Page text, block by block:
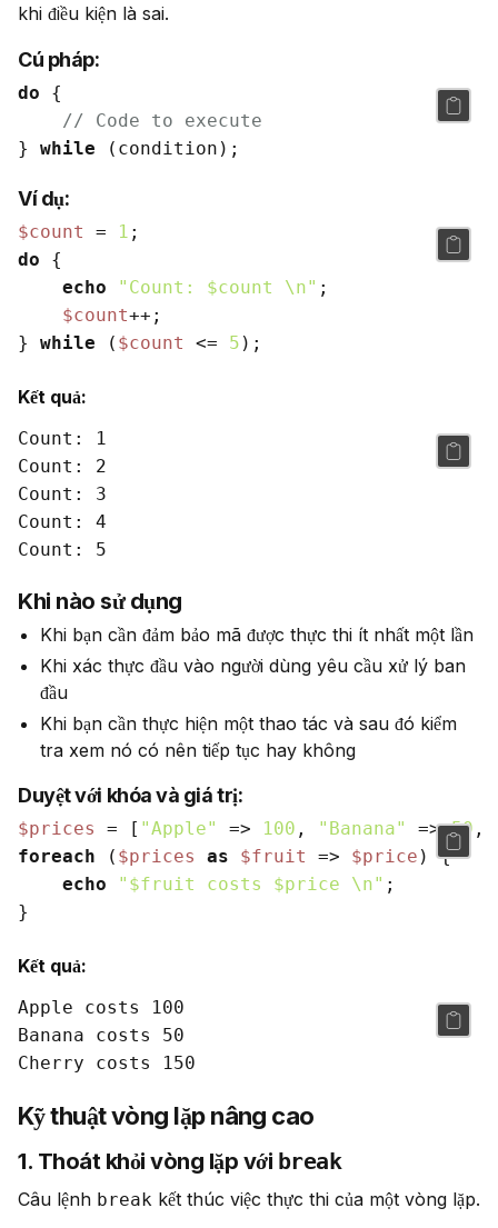
khi điều kiện là sai.
Cú pháp:
do {
// Code to execute
} while
Ví dụ:
$count = 1
do {
echo
"Count: $count \n" ;
$count++;
} while ( $count <= 5
Kết quả:
Count: 1
Count: 2
Count: 3
Count: 4
Khi nào sử dụng
Khi bạn cần đảm bảo mã được thực thi ít nhất một lần
Khi xác thực đầu vào người dùng yêu cầu xử lý ban
đầu
Khi bạn cần thực hiện một thao tác và sau đó kiểm
tra xem nó có nên tiếp tục hay không
Duyệt với khóa và giá trị:
$prices = [ "Apple" => 100 , "Banana" => 50 ,
foreach ( $prices as $fruit => $price ) {
echo
" $fruit costs $price \n" ;
Kết quả:
Apple costs 100
Banana costs 50
Kỹ thuật vòng lặp nâng cao
1. Thoát khỏi vòng lặp với break
Câu lệnh break kết thúc việc thực thi của một vòng lặp.